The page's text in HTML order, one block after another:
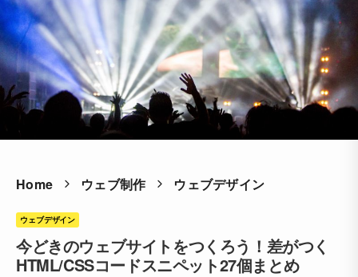
Home ウェブ制作 ウェブデザイン
ウェブデザイン
今どきのウェブサイトをつくろう！差がつく
HTML/CSSコードスニペット27個まとめ